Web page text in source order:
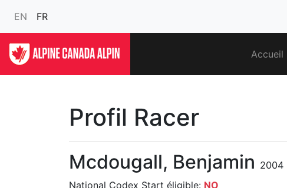
EN FR
Accueil
Profil Racer
Mcdougall, Benjamin 2004
National Codex Start éligible: NO